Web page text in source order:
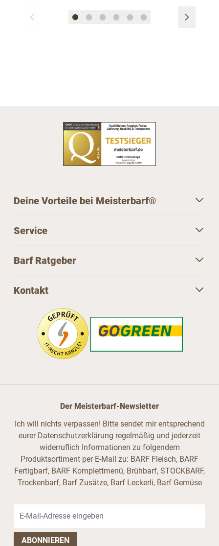
Deine Vorteile bei Meisterbarf®
Service
Barf Ratgeber
Kontakt
Der Meisterbarf-Newsletter
Ich will nichts verpassen! Bitte sendet mir entsprechend
eurer Datenschutzerklärung regelmäßig und jederzeit
widerruflich Informationen zu folgendem
Produktsortiment per E-Mail zu: BARF Fleisch, BARF
Fertigbarf, BARF Komplettmenü, Brühbarf, STOCKBARF,
Trockenbarf, Barf Zusätze, Barf Leckerli, Barf Gemüse